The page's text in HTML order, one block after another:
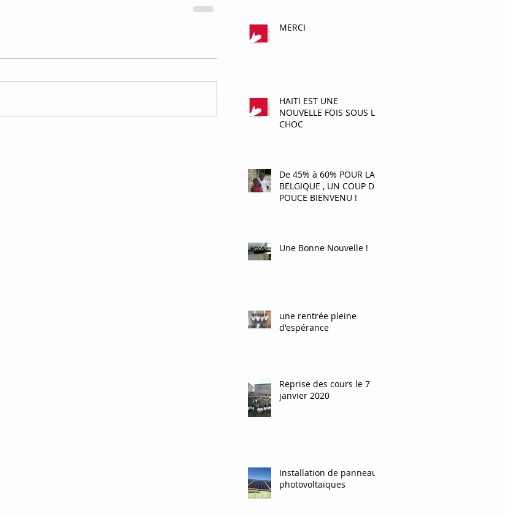
MERCI
HAITI EST UNE
NOUVELLE FOIS SOUS LE
CHOC
De 45% à 60% POUR LA
BELGIQUE , UN COUP DE
POUCE BIENVENU !
Une Bonne Nouvelle !
une rentrée pleine
d'espérance
Reprise des cours le 7
janvier 2020
Installation de panneaux
photovoltaïques